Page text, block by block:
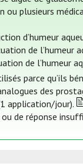
plusieurs
d’humeur
de l’humeur
de l’humeur
parce qu’ils
des
application/jour).
de réponse